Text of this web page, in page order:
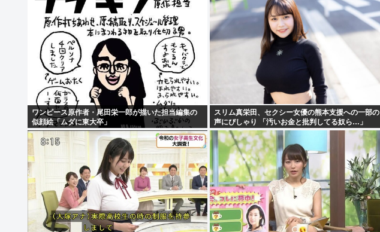
ワンピース原作者・尾田栄一郎が描いた担当編集の
似顔絵「ムダに東大卒」
スリム真栄田、セクシー女優の熊本支援への一部の
声にぴしゃり 「汚いお金と批判してる奴ら…」